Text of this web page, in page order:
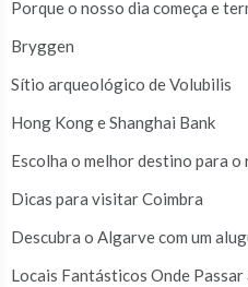
Porque o nosso dia começa e
Bryggen
Sítio arqueológico de Volubilis
Hong Kong e Shanghai Bank
Escolha o melhor destino para
Dicas para visitar Coimbra
Descubra o Algarve com um
Locais Fantásticos Onde